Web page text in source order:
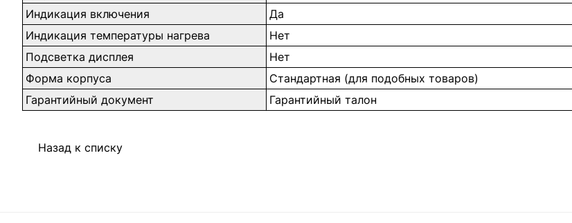
Индикация включения
Да
Индикация температуры нагрева
Нет
Подсветка дисплея
Нет
Форма корпуса
Стандартная (для подобных товаров)
Гарантийный документ
Гарантийный талон
Назад к списку